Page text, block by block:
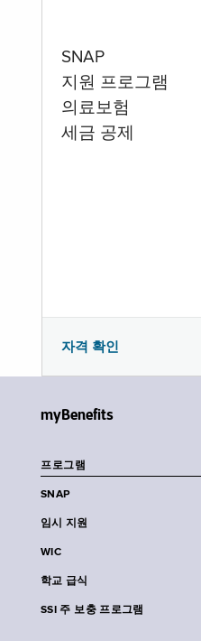
SNAP
지원 프로그램
의료보험
세금 공제
자격 확인
myBenefits
프로그램
SNAP
임시 지원
WIC
학교 급식
SSI 주 보충 프로그램